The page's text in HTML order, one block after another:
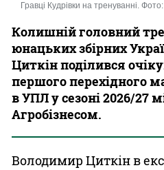
Гравці Кудрівки на тренуванні.
Колишній головний
юнацьких збірних
Циткін поділився
першого перехідного
в УПЛ у сезоні 2026/27
Агробізнесом.
Володимир Циткін в